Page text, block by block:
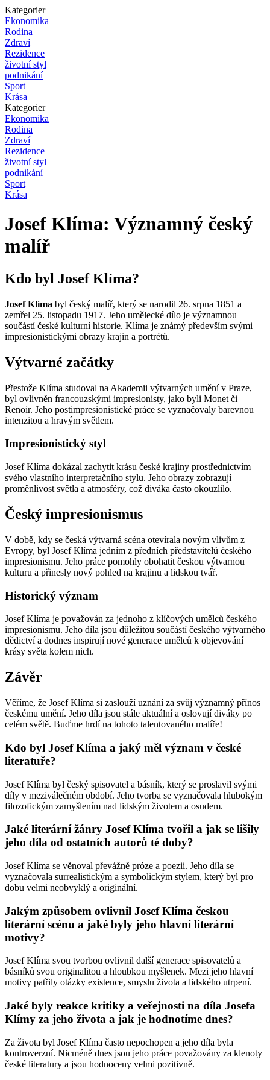
Kategorier
Ekonomika
Rodina
Zdraví
Rezidence
životní styl
podnikání
Sport
Krása
Kategorier
Ekonomika
Rodina
Zdraví
Rezidence
životní styl
podnikání
Sport
Krása
Josef Klíma: Významný český
malíř
Kdo byl Josef Klíma?
Josef Klíma byl český malíř, který se narodil 26. srpna 1851 a
zemřel 25. listopadu 1917. Jeho umělecké dílo je významnou
součástí české kulturní historie. Klíma je známý především svými
impresionistickými obrazy krajin a portrétů.
Výtvarné začátky
Přestože Klíma studoval na Akademii výtvarných umění v Praze,
byl ovlivněn francouzskými impresionisty, jako byli Monet či
Renoir. Jeho postimpresionistické práce se vyznačovaly barevnou
intenzitou a hravým světlem.
Impresionistický styl
Josef Klíma dokázal zachytit krásu české krajiny prostřednictvím
svého vlastního interpretačního stylu. Jeho obrazy zobrazují
proměnlivost světla a atmosféry, což diváka často okouzlilo.
Český impresionismus
V době, kdy se česká výtvarná scéna otevírala novým vlivům z
Evropy, byl Josef Klíma jedním z předních představitelů českého
impresionismu. Jeho práce pomohly obohatit českou výtvarnou
kulturu a přinesly nový pohled na krajinu a lidskou tvář.
Historický význam
Josef Klíma je považován za jednoho z klíčových umělců českého
impresionismu. Jeho díla jsou důležitou součástí českého výtvarného
dědictví a dodnes inspirují nové generace umělců k objevování
krásy světa kolem nich.
Závěr
Věříme, že Josef Klíma si zaslouží uznání za svůj významný přínos
českému umění. Jeho díla jsou stále aktuální a oslovují diváky po
celém světě. Buďme hrdí na tohoto talentovaného malíře!
Kdo byl Josef Klíma a jaký měl význam v české
literatuře?
Josef Klíma byl český spisovatel a básník, který se proslavil svými
díly v meziválečném období. Jeho tvorba se vyznačovala hlubokým
filozofickým zamyšlením nad lidským životem a osudem.
Jaké literární žánry Josef Klíma tvořil a jak se lišily
jeho díla od ostatních autorů té doby?
Josef Klíma se věnoval převážně próze a poezii. Jeho díla se
vyznačovala surrealistickým a symbolickým stylem, který byl pro
dobu velmi neobvyklý a originální.
Jakým způsobem ovlivnil Josef Klíma českou
literární scénu a jaké byly jeho hlavní literární
motivy?
Josef Klíma svou tvorbou ovlivnil další generace spisovatelů a
básníků svou originalitou a hloubkou myšlenek. Mezi jeho hlavní
motivy patřily otázky existence, smyslu života a lidského utrpení.
Jaké byly reakce kritiky a veřejnosti na díla Josefa
Klímy za jeho života a jak je hodnotíme dnes?
Za života byl Josef Klíma často nepochopen a jeho díla byla
kontroverzní. Nicméně dnes jsou jeho práce považovány za klenoty
české literatury a jsou hodnoceny velmi pozitivně.